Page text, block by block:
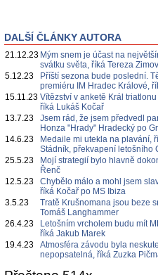
DALŠÍ ČLÁNKY AUTORA
21.12.23 Mým snem je účast na
svátku světa, říká Tereza
5.12.23
Příští sezona bude poslední.
premiéru IM Hradec Králové,
15.11.23 Vítězství v anketě Král
říká Lukáš Kočař
13.7.23
Jsem rád, že jsem předvedl
Honza "Hrady" Hradecký po
14.6.23
Medaile mi utekla na plavání,
Stádník, překvapení letošního
25.5.23
Mojí strategií bylo hlavně
Řenč
12.5.23
Chybělo málo a mohl jsem
říká Kočař po MS Ibiza
3.5.23
Tratě Krušnomana jsou beze
Tomáš Langhammer
26.4.23
Letošním vrcholem budu mít
říká Jakub Marek
19.4.23
Atmosféra závodu byla
nepopsatelná, říká Zuzka